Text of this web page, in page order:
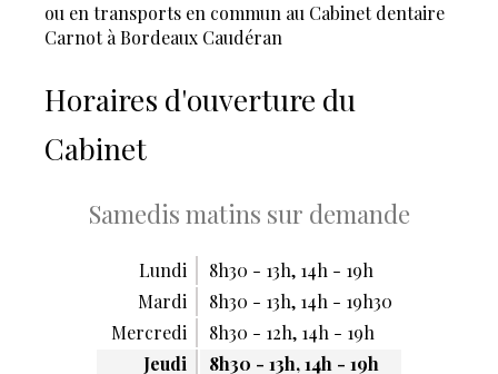
ou en transports en commun au Cabinet dentaire
Carnot à Bordeaux Caudéran
Horaires d'ouverture du
Cabinet
Samedis matins sur demande
Lundi 8h30 - 13h, 14h - 19h
Mardi
8h30 - 13h, 14h - 19h30
Mercredi
8h30 - 12h, 14h - 19h
Jeudi
8h30 - 13h,14h - 19h